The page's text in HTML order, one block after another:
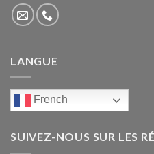
LANGUE
French
SUIVEZ-NOUS SUR LES